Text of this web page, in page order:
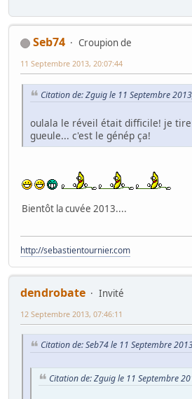
Seb74
Croupion de
11 Septembre 2013, 20:07:44
Citation de: Zguig le 11 Septembre
oulala le réveil était difficile! je tire
gueule... c'est le génép ça!
Bientôt la cuvée 2013....
http://sebastientournier.com
dendrobate
Invité
12 Septembre 2013, 07:46:11
Citation de: Seb74 le 11 Septembre
Citation de: Zguig le 11 Septembre